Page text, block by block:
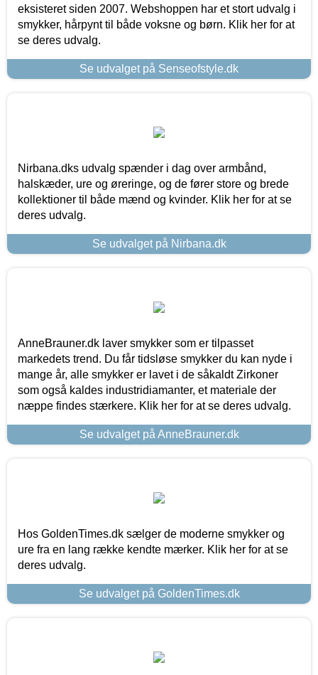
eksisteret siden 2007. Webshoppen har et stort udvalg i
smykker, hårpynt til både voksne og børn. Klik her for at
se deres udvalg.
Se udvalget på Senseofstyle.dk
Nirbana.dks udvalg spænder i dag over armbånd,
halskæder, ure og øreringe, og de fører store og brede
kollektioner til både mænd og kvinder. Klik her for at se
deres udvalg.
Se udvalget på Nirbana.dk
AnneBrauner.dk laver smykker som er tilpasset
markedets trend. Du får tidsløse smykker du kan nyde i
mange år, alle smykker er lavet i de såkaldt Zirkoner
som også kaldes industridiamanter, et materiale der
næppe findes stærkere. Klik her for at se deres udvalg.
Se udvalget på AnneBrauner.dk
Hos GoldenTimes.dk sælger de moderne smykker og
ure fra en lang række kendte mærker. Klik her for at se
deres udvalg.
Se udvalget på GoldenTimes.dk